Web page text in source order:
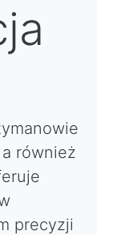
również
precyzji